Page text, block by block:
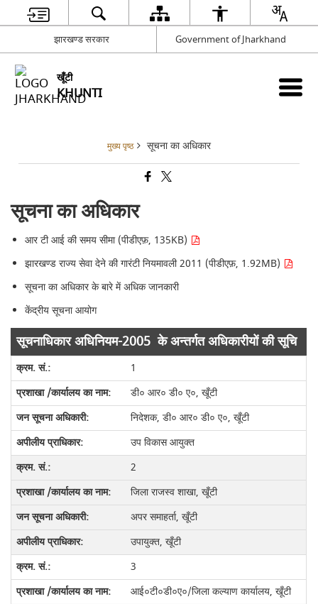
झारखण्ड सरकार Government of Jharkhand
खूँटी
KHUNTI
मुख्य पृष्ठ सूचना का अधिकार
सूचना का अधिकार
आर टी आई की समय सीमा (पीडीएफ़, 135KB)
झारखण्ड राज्य सेवा देने की गारंटी नियमावली 2011 (पीडीएफ़, 1.92MB)
सूचना का अधिकार के बारे में अधिक जानकारी
केंद्रीय सूचना आयोग
सूचनाधिकार अधिनियम-2005 के अन्तर्गत अधिकारीयों की सूचि
1
डी० आर० डी० ए०, खूँटी
निदेशक, डी० आर० डी० ए०, खूँटी
उप विकास आयुक्त
2
जिला राजस्व शाखा, खूँटी
अपर समाहर्ता, खूँटी
उपायुक्त, खूँटी
3
आई०टी०डी०ए०/जिला कल्याण कार्यालय, खूँटी